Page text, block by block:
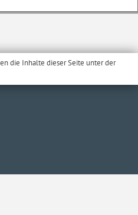
die Inhalte dieser Seite unter der